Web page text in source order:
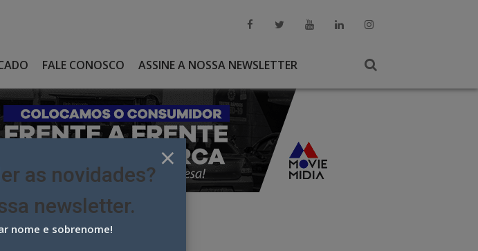
FALE CONOSCO ASSINE A NOSSA NEWSLETTER
6,3 MILHÕES
×
as novidades?
newsletter.
nome e sobrenome!